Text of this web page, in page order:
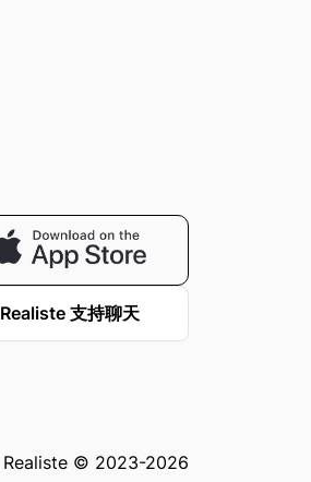
Realiste 支持聊天
Realiste © 2023-2026